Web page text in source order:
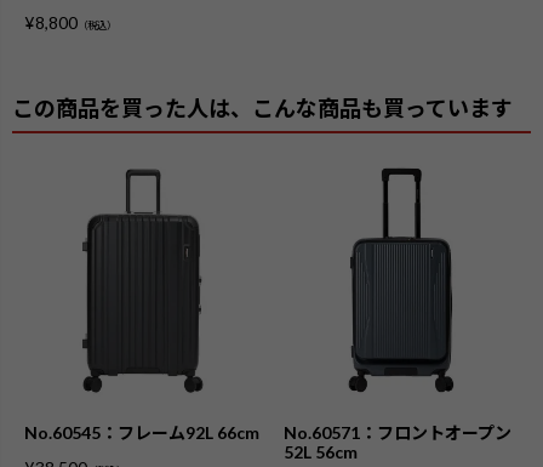
¥8,800 （税込）
この商品を買った人は、こんな商品も買っています
No.60545：フレーム92L 66cm
No.60571：フロントオープン
52L 56cm